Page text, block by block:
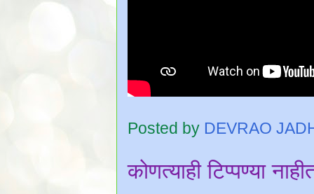
Posted by DEVRAO
कोणत्याही टिप्पण्‍या